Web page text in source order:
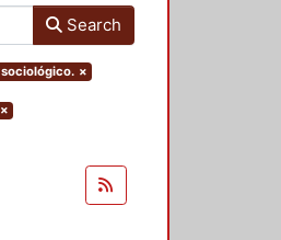
Search
×
×